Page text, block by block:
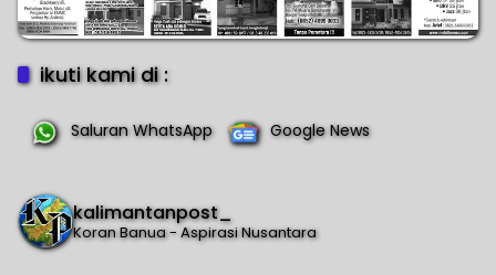
ikuti kami di :
Saluran WhatsApp Google News
kalimantanpost_
Koran Banua - Aspirasi Nusantara